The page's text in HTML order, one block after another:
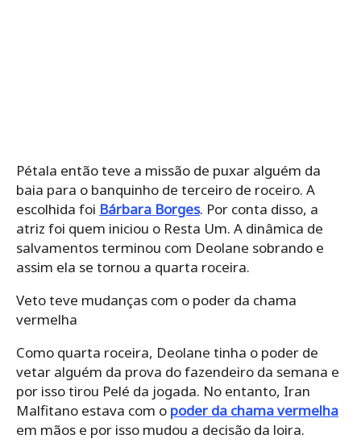
Pétala então teve a missão de puxar alguém da
baia para o banquinho de terceiro de roceiro. A
escolhida foi Bárbara Borges. Por conta disso, a
atriz foi quem iniciou o Resta Um. A dinâmica de
salvamentos terminou com Deolane sobrando e
assim ela se tornou a quarta roceira.
Veto teve mudanças com o poder da chama
vermelha
Como quarta roceira, Deolane tinha o poder de
vetar alguém da prova do fazendeiro da semana e
por isso tirou Pelé da jogada. No entanto, Iran
Malfitano estava com o poder da chama vermelha
em mãos e por isso mudou a decisão da loira.